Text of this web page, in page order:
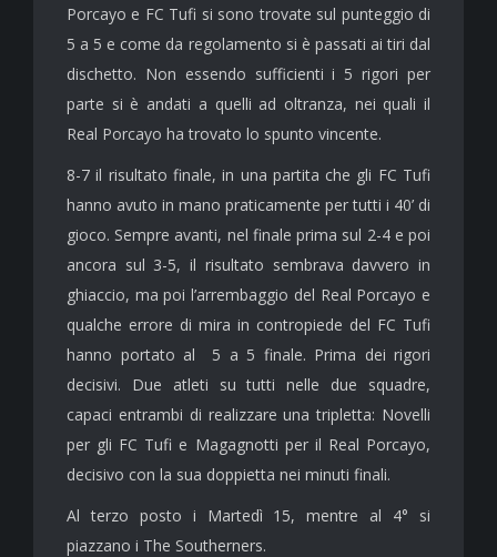
Porcayo e FC Tufi si sono trovate sul punteggio di
5 a 5 e come da regolamento si è passati ai tiri dal
dischetto. Non essendo sufficienti i 5 rigori per
parte si è andati a quelli ad oltranza, nei quali il
Real Porcayo ha trovato lo spunto vincente.
8-7 il risultato finale, in una partita che gli FC Tufi
hanno avuto in mano praticamente per tutti i 40’ di
gioco. Sempre avanti, nel finale prima sul 2-4 e poi
ancora sul 3-5, il risultato sembrava davvero in
ghiaccio, ma poi l’arrembaggio del Real Porcayo e
qualche errore di mira in contropiede del FC Tufi
hanno portato al 5 a 5 finale. Prima dei rigori
decisivi. Due atleti su tutti nelle due squadre,
capaci entrambi di realizzare una tripletta: Novelli
per gli FC Tufi e Magagnotti per il Real Porcayo,
decisivo con la sua doppietta nei minuti finali.
Al terzo posto i Martedì 15, mentre al 4° si
piazzano i The Southerners.